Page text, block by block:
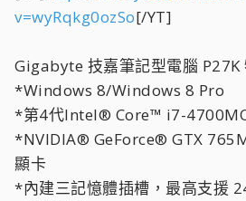
v=wyRqkg0ozSo[/YT]
Gigabyte 技嘉筆記型電腦 P27K
*Windows 8/Windows 8 Pro
*第4代Intel® Core™ i7-
*NVIDIA® GeForce® GTX
顯卡
*內建三記憶體插槽，最高支援